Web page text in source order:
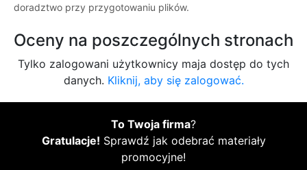
doradztwo przy przygotowaniu plików.
Oceny na poszczególnych stronach
Tylko zalogowani użytkownicy maja dostęp do tych
danych. Kliknij, aby się zalogować.
To Twoja firma?
Gratulacje! Sprawdź jak odebrać materiały
promocyjne!